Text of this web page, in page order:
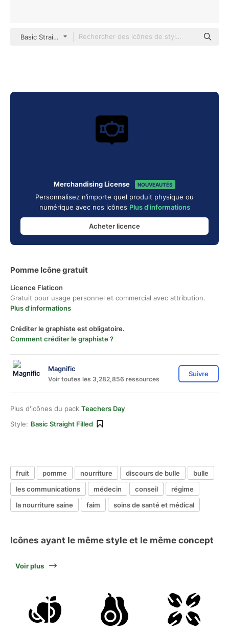
Basic Straight Filled
Merchandising License NOUVEAUTÉS
Personnalisez n’importe quel produit physique ou
numérique avec nos icônes Plus d'informations
Acheter licence
Pomme Icône gratuit
Licence Flaticon
Gratuit pour usage personnel et commercial avec attribution.
Plus d'informations
Créditer le graphiste est obligatoire.
Comment créditer le graphiste ?
Magnific
Voir toutes les 3,282,856 ressources
Suivre
Plus d'icônes du pack Teachers Day
Style: Basic Straight Filled
fruit pomme nourriture discours de bulle
bulle
les communications
médecin conseil
régime
la nourriture saine
faim soins de santé et médical
Icônes ayant le même style et le même concept
Voir plus